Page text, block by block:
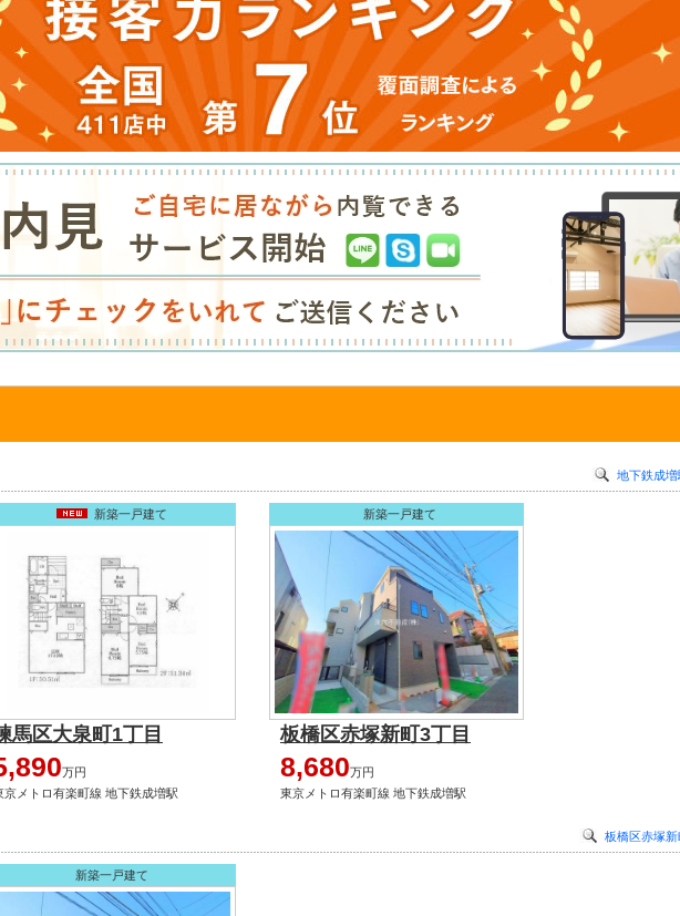
地下鉄成
新築一戸建て
馬区大泉町1丁目
万円
京メトロ有楽町線 地下鉄成増駅
新築一戸建て
板橋区赤塚新町3丁目
8,680万円
東京メトロ有楽町線 地下鉄成増駅
板橋区赤塚
新築一戸建て